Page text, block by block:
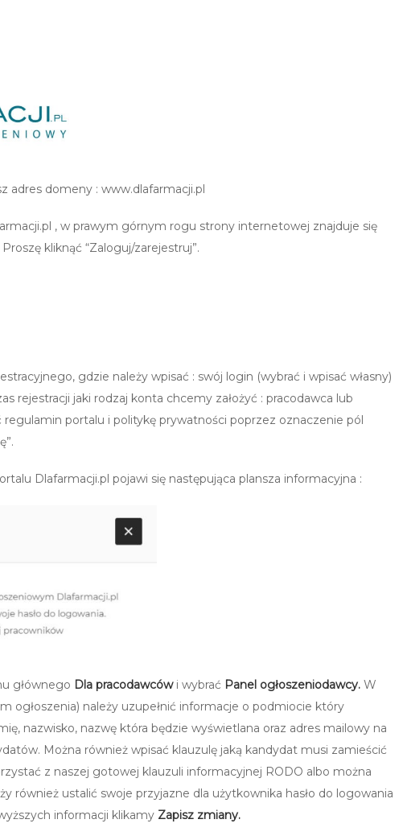
adres domeny : www.dlafarmacji.pl
, w prawym górnym rogu strony internetowej znajduje się
kliknąć “Zaloguj/zarejestruj”.
gdzie należy wpisać : swój login (wybrać i wpisać własny)
rejestracji jaki rodzaj konta chcemy założyć : pracodawca lub
portalu i politykę prywatności poprzez oznaczenie pól
Dlafarmacji.pl pojawi się następująca plansza informacyjna :
głównego Dla pracodawców i wybrać Panel ogłoszeniodawcy. W
ogłoszenia) należy uzupełnić informacje o podmiocie który
nazwisko, nazwę która będzie wyświetlana oraz adres mailowy na
Można również wpisać klauzulę jaką kandydat musi zamieścić
z naszej gotowej klauzuli informacyjnej RODO albo można
również ustalić swoje przyjazne dla użytkownika hasło do logowania
informacji klikamy Zapisz zmiany.